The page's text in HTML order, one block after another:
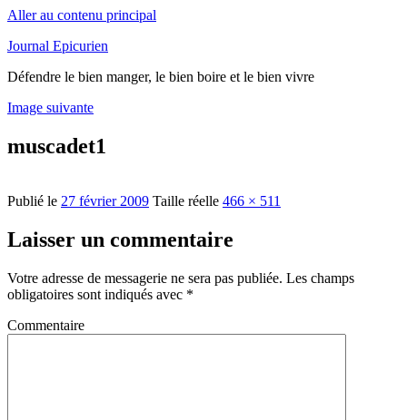
Aller au contenu principal
Journal Epicurien
Défendre le bien manger, le bien boire et le bien vivre
Image suivante
muscadet1
Publié le 27 février 2009 Taille réelle 466 × 511
Laisser un commentaire
Votre adresse de messagerie ne sera pas publiée. Les champs
obligatoires sont indiqués avec *
Commentaire